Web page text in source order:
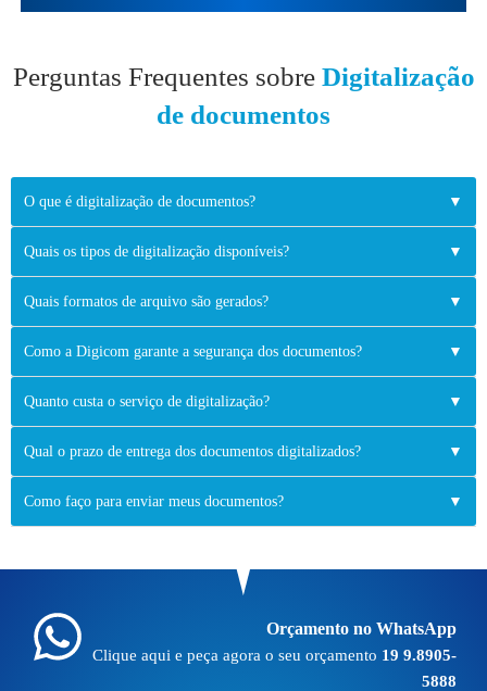
Perguntas Frequentes sobre Digitalização
de documentos
O que é digitalização de documentos? ▼
Quais os tipos de digitalização disponíveis? ▼
Quais formatos de arquivo são gerados? ▼
Como a Digicom garante a segurança dos documentos? ▼
Quanto custa o serviço de digitalização? ▼
Qual o prazo de entrega dos documentos digitalizados? ▼
Como faço para enviar meus documentos? ▼
Orçamento no WhatsApp
Clique aqui e peça agora o seu orçamento 19 9.8905-
5888